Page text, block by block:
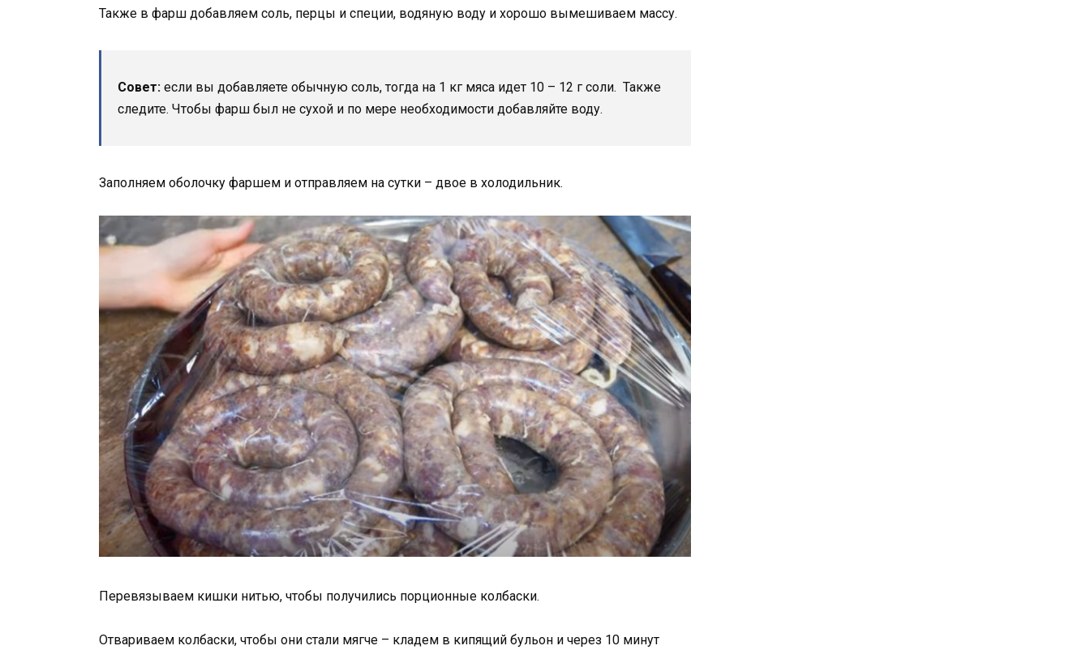
Также в фарш добавляем соль, перцы и специи, водяную воду и хорошо вымешиваем массу.
Совет: если вы добавляете обычную соль, тогда на 1 кг мяса идет 10 – 12 г соли. Также
следите. Чтобы фарш был не сухой и по мере необходимости добавляйте воду.
Заполняем оболочку фаршем и отправляем на сутки – двое в холодильник.
Перевязываем кишки нитью, чтобы получились порционные колбаски.
Отвариваем колбаски, чтобы они стали мягче – кладем в кипящий бульон и через 10 минут